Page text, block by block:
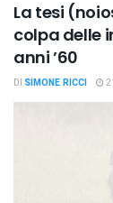
La tesi
colpa delle
anni ’60
DI SIMONE RICCI